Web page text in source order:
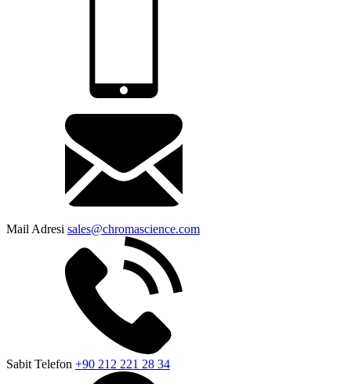
Mail Adresi sales@chromascience.com
Sabit Telefon +90 212 221 28 34